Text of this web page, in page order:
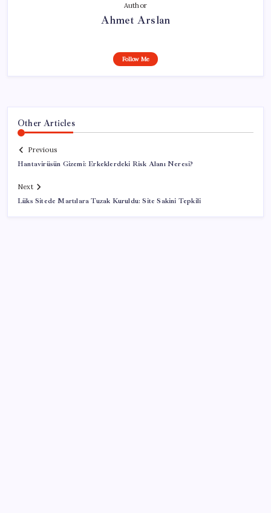
Author
Ahmet Arslan
Follow Me
Other Articles
Previous
Hantavirüsün Gizemi: Erkeklerdeki Risk Alanı Neresi?
Next
Lüks Sitede Martılara Tuzak Kuruldu: Site Sakini Tepkili